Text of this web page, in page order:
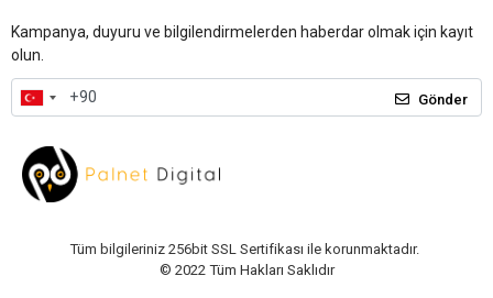
Kampanya, duyuru ve bilgilendirmelerden haberdar olmak için kayıt
olun.
Gönder
Tüm bilgileriniz 256bit SSL Sertifikası ile korunmaktadır.
© 2022 Tüm Hakları Saklıdır